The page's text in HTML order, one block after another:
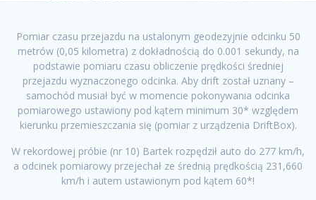
Pomiar czasu przejazdu na ustalonym geodezyjnie odcinku 50
metrów (0,05 kilometra) z dokładnością do 0.001 sekundy, na
podstawie pomiaru czasu obliczenie prędkości średniej
przejazdu wyznaczonego odcinka. Aby drift został uznany –
samochód musiał być w momencie pokonywania odcinka
pomiarowego ustawiony pod kątem minimum 30* względem
kierunku przemieszczania się (pomiar z urządzenia DriftBox).
W rekordowej próbie (nr 10) Bartek rozpędził auto do 277 km/h,
a odcinek pomiarowy przejechał ze średnią prędkością 231,660
km/h i autem ustawionym pod kątem 60*!